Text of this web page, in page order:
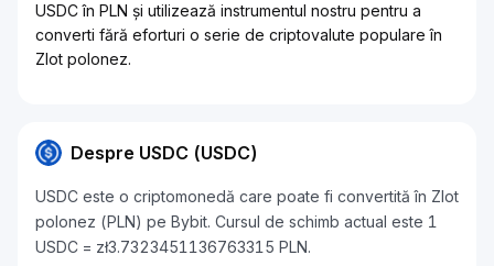
USDC în PLN și utilizează instrumentul nostru pentru a
converti fără eforturi o serie de criptovalute populare în
Zlot polonez.
Despre USDC (USDC)
USDC este o criptomonedă care poate fi convertită în Zlot
polonez (PLN) pe Bybit. Cursul de schimb actual este 1
USDC = zł3.7323451136763315 PLN.